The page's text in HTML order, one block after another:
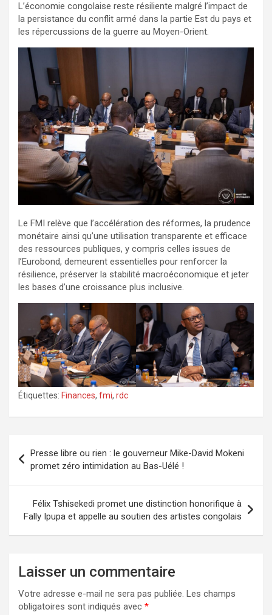
L’économie congolaise reste résiliente malgré l’impact de
la persistance du conflit armé dans la partie Est du pays et
les répercussions de la guerre au Moyen-Orient.
Le FMI relève que l’accélération des réformes, la prudence
monétaire ainsi qu’une utilisation transparente et efficace
des ressources publiques, y compris celles issues de
l’Eurobond, demeurent essentielles pour renforcer la
résilience, préserver la stabilité macroéconomique et jeter
les bases d’une croissance plus inclusive.
Étiquettes: Finances, fmi, rdc
de
l’article
Presse libre ou rien : le gouverneur Mike-David Mokeni
promet zéro intimidation au Bas-Uélé !
Félix Tshisekedi promet une distinction honorifique à
Fally Ipupa et appelle au soutien des artistes congolais
Laisser un commentaire
Votre adresse e-mail ne sera pas publiée. Les champs
obligatoires sont indiqués avec *